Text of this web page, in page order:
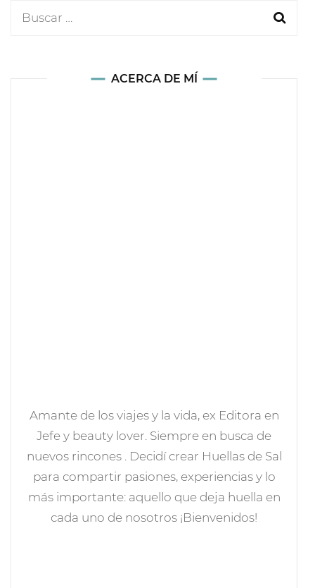
Buscar:
ACERCA DE MÍ
Amante de los viajes y la vida, ex Editora en
Jefe y beauty lover. Siempre en busca de
nuevos rincones . Decidí crear Huellas de Sal
para compartir pasiones, experiencias y lo
más importante: aquello que deja huella en
cada uno de nosotros ¡Bienvenidos!